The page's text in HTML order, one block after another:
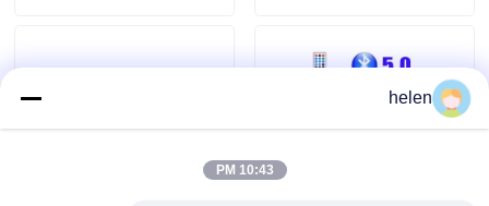
القضايا
مدونة
helen
10:43 PM